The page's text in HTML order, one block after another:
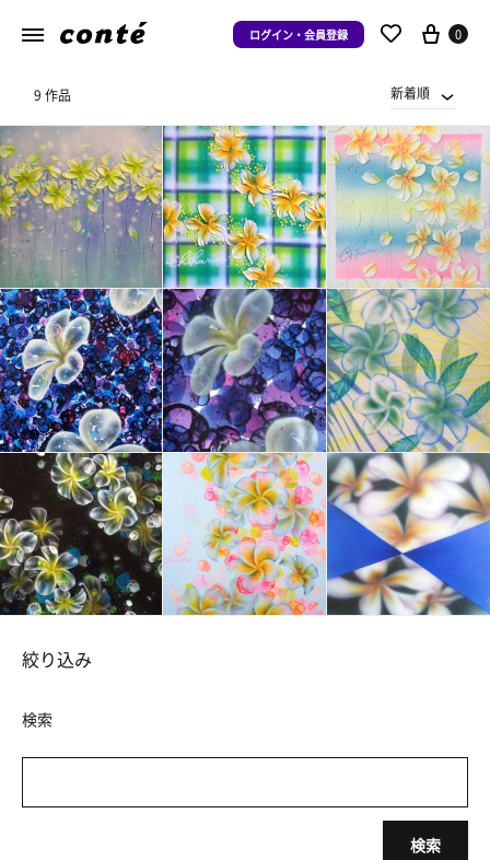
ログイン・会員登録 0
9 作品 新着順
絞り込み
検索
検索